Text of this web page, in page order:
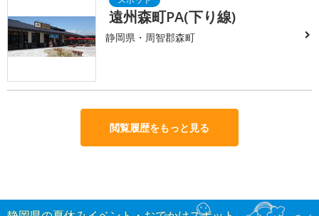
遠州森町PA(下り線)
静岡県・周智郡森町
閲覧履歴をもっと見る